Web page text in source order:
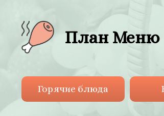
План Меню
Горячие блюда